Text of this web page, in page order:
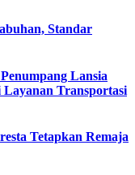
Standar
Lansia
Layanan Transportasi
Tetapkan Remaja